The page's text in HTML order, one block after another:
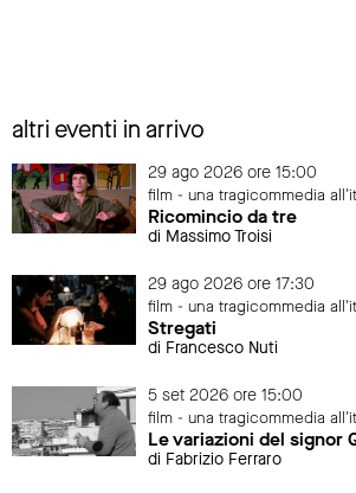
altri eventi in arrivo
29 ago 2026 ore 15:00
film - una tragicommedia
Ricomincio da tre
di Massimo Troisi
29 ago 2026 ore 17:30
film - una tragicommedia
Stregati
di Francesco Nuti
5 set 2026 ore 15:00
film - una tragicommedia
Le variazioni del signor
di Fabrizio Ferraro